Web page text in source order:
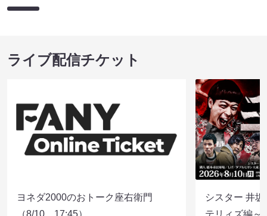
ライブ配信チケット
ヨネダ2000のおトーク座右衛門
（8/10 17:45）
シスター 井
テリィズ編